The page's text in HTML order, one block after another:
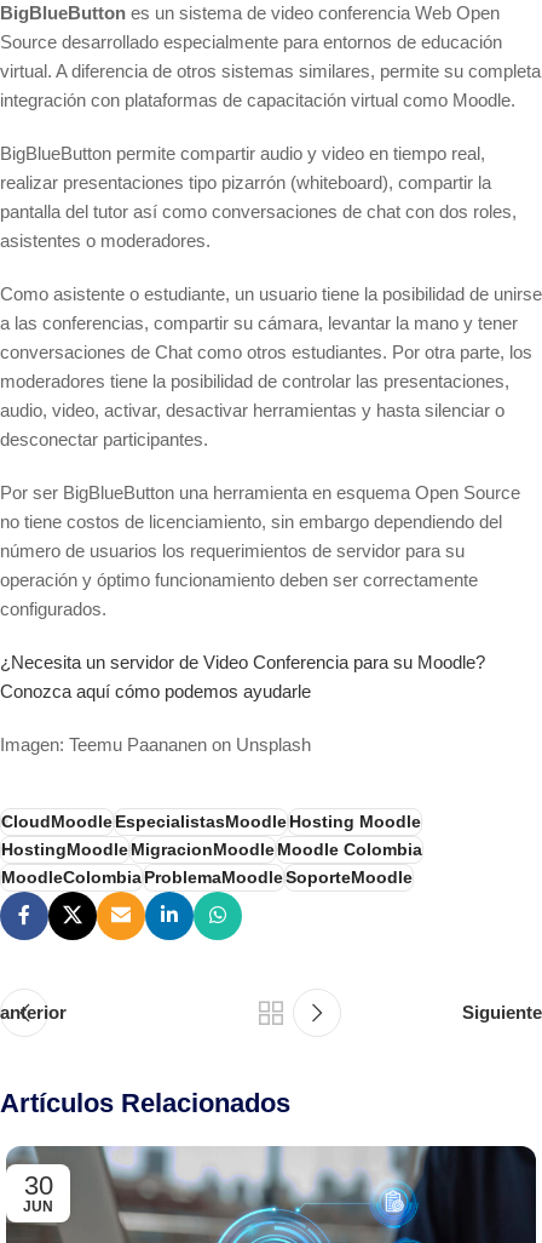
BigBlueButton es un sistema de video conferencia Web Open
Source desarrollado especialmente para entornos de educación
virtual. A diferencia de otros sistemas similares, permite su completa
integración con plataformas de capacitación virtual como Moodle.
BigBlueButton permite compartir audio y video en tiempo real,
realizar presentaciones tipo pizarrón (whiteboard), compartir la
pantalla del tutor así como conversaciones de chat con dos roles,
asistentes o moderadores.
Como asistente o estudiante, un usuario tiene la posibilidad de unirse
a las conferencias, compartir su cámara, levantar la mano y tener
conversaciones de Chat como otros estudiantes. Por otra parte, los
moderadores tiene la posibilidad de controlar las presentaciones,
audio, video, activar, desactivar herramientas y hasta silenciar o
desconectar participantes.
Por ser BigBlueButton una herramienta en esquema Open Source
no tiene costos de licenciamiento, sin embargo dependiendo del
número de usuarios los requerimientos de servidor para su
operación y óptimo funcionamiento deben ser correctamente
configurados.
¿Necesita un servidor de Video Conferencia para su Moodle?
Conozca aquí cómo podemos ayudarle
Imagen: Teemu Paananen on Unsplash
CloudMoodleEspecialistasMoodleHosting Moodle
HostingMoodleMigracionMoodleMoodle Colombia
MoodleColombiaProblemaMoodleSoporteMoodle
anterior Siguiente
Artículos Relacionados
30
JUN